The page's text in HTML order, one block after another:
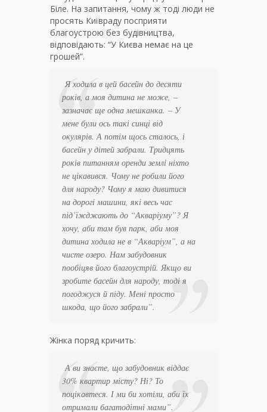
Біле. На запитання, чому ж тоді люди не
просять Київраду посприяти
благоустрою без будівництва,
відповідають: “У Києва немає на це
грошей”.
Я ходила в цей басейн до десяти
років, а моя дитина не може, –
зазначає ще одна мешканка. – У
мене були ось такі синці від
окулярів. А потім щось сталось, і
басейн у дітей забрали. Тридцять
років питанням оренди землі ніхто
не цікавився. Чому не робили його
для народу? Чому я маю дивитися
на дорогі машини, які весь час
під’їжджають до “Акваріуму”? Я
хочу, аби там був парк, аби моя
дитина ходила не в “Акваріум”, а на
чисте озеро. Нам забудовник
пообіцяв його благоустрій. Якщо ви
зробите басейн для народу, тоді я
погоджуся й піду. Мені просто
шкода, що його забрали”.
Жінка поряд кричить:
А ви знаєте, що забудовник віддає
30% квартир місту? Ні? То
поцікавтеся. І ми би хотіли, аби їх
отримали багатодітні мами”.